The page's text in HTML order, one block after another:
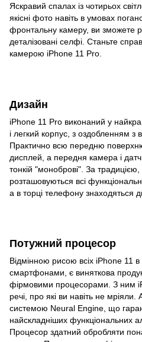
Яскравий спалах із чотирьох
якісні фото навіть в умовах
фронтальну камеру, ви зможете
деталізовані селфі. Станьте
камерою iPhone 11 Pro.
Дизайн
iPhone 11 Pro виконаний у
і легкий корпус, з оздобленням з
Практично всю передню
дисплей, а передня камера і
тонкій "моноброві". За
розташовуються всі
а в торці телефону знаходяться
Потужний процесор
Відмінною рисою всіх iPhone 11 в
смартфонами, є виняткова
фірмовими процесорами. З ним
речі, про які ви навіть не
системою Neural Engine, що
найскладніших функціональних
Процесор здатний обробляти